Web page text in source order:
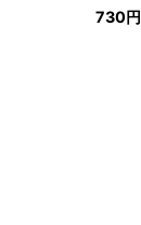
730円